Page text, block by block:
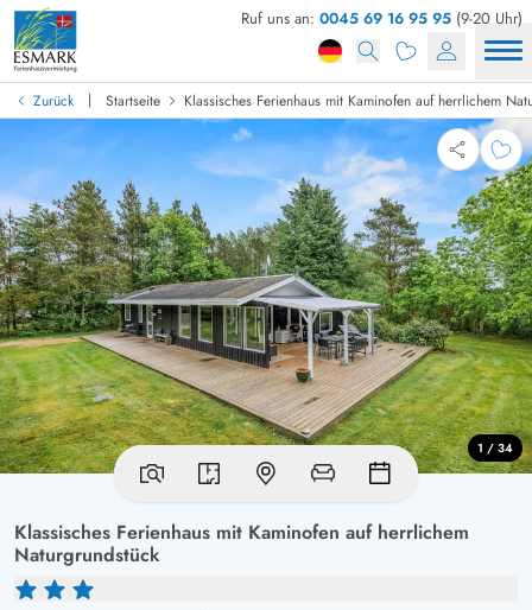
Ruf uns an: 0045 69 16 95 95 (9-20 Uhr)
Zurück | Startseite Klassisches Ferienhaus mit Kaminofen auf herrlichem
Klassisches Ferienhaus mit Kaminofen auf herrlichem
Naturgrundstück
1 / 34